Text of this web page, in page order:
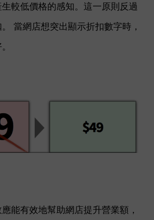
較低價格的感知。這一原則反過
當網店想突出顯示折扣數字時，
能有效地幫助網店提升營業額，